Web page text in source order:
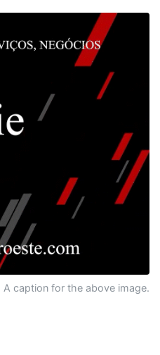
A caption for the above image.